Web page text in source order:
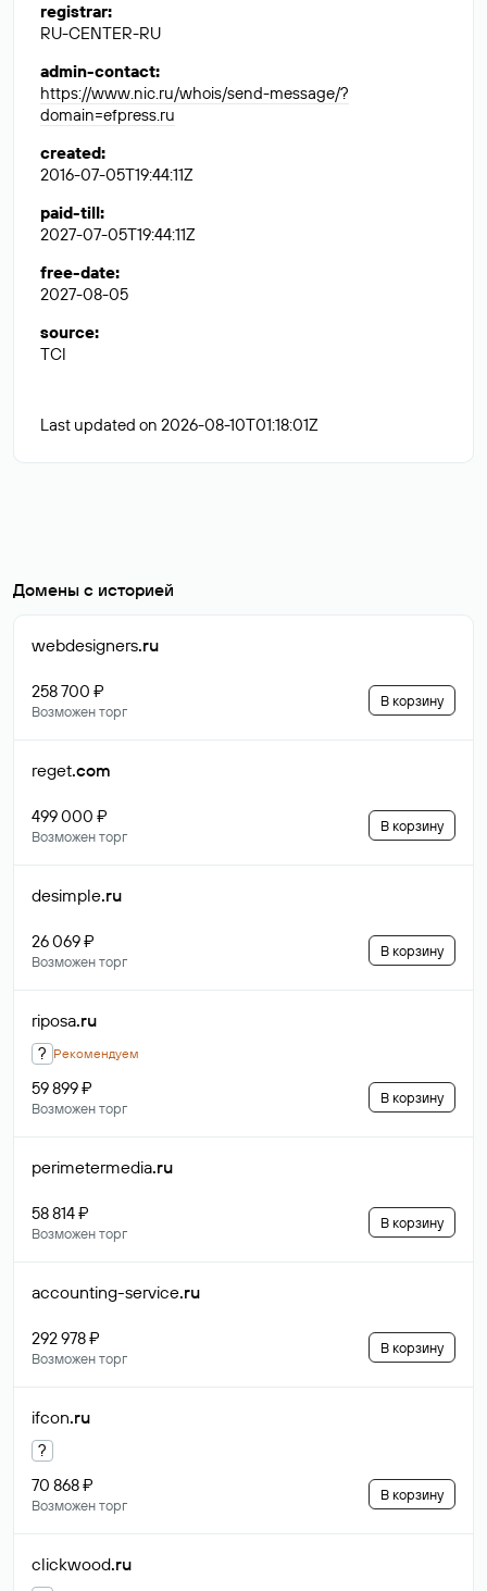
registrar:
RU-CENTER-RU
admin-contact:
https://www.nic.ru/whois/send-message/?
domain=efpress.ru
created:
2016-07-05T19:44:11Z
paid-till:
2027-07-05T19:44:11Z
free-date:
2027-08-05
source:
TCI
Last updated on 2026-08-10T01:18:01Z
Домены с историей
webdesigners.ru
258 700 ₽
Возможен торг
В корзину
reget.com
499 000 ₽
Возможен торг
В корзину
desimple.ru
26 069 ₽
Возможен торг
В корзину
riposa.ru
? Рекомендуем
59 899 ₽
Возможен торг
В корзину
perimetermedia.ru
58 814 ₽
Возможен торг
В корзину
accounting-service.ru
292 978 ₽
Возможен торг
В корзину
ifcon.ru
?
70 868 ₽
Возможен торг
В корзину
clickwood.ru